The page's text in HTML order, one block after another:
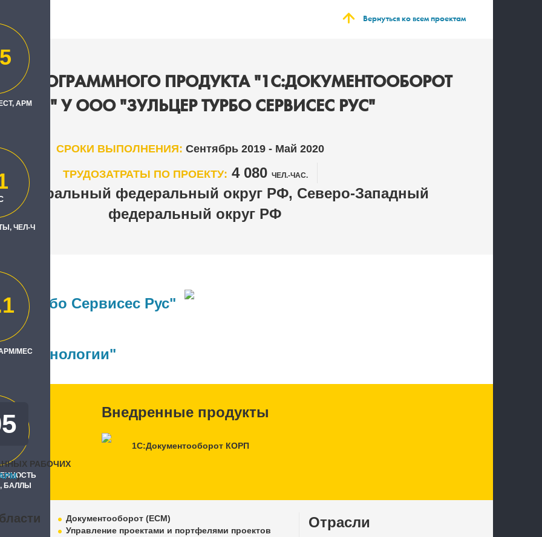
Вернуться ко всем проектам
ПРОГРАММНОГО ПРОДУКТА "1С:ДОКУМЕНТООБОРОТ
КОРП" У ООО "ЗУЛЬЦЕР ТУРБО СЕРВИСЕС РУС"
СРОКИ ВЫПОЛНЕНИЯ: Сентябрь 2019 - Май 2020
ТРУДОЗАТРАТЫ ПО ПРОЕКТУ: 4 080 ЧЕЛ.-ЧАС.
Центральный федеральный округ РФ, Северо-Западный
федеральный округ РФ
АРМ
ЧЕЛ-Ч
МЕС
БАЛЛЫ
Турбо Сервисес Рус"
технологии"
РАБОЧИХ
)
Внедренные продукты
1С:Документооборот КОРП
Документооборот (ECM)
Управление проектами и портфелями проектов
Отрасли